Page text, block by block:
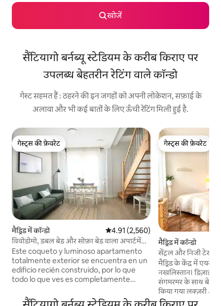
खोजें
सैंटियागो बर्नब्यू स्टेडियम के करीब किराए पर
उपलब्ध बेहतरीन रेटिंग वाले कॉन्डो
गेस्ट सहमत हैं : ठहरने की इन जगहों को अपनी लोकेशन, सफ़ाई के
अलावा और भी कई बातों के लिए ऊँची रेटिंग मिली हुई है.
गेस्ट्स की फ़ेवरेट
गेस्ट्स की फ़ेवरेट
मैड्रिड में कॉन्डो औसत रेटिंग 5 में से 4.91, 2,560 समीक्षाएँ
4.91 (2,560)
विवोडोमो, डबल बेड और सोफ़ा बेड वाला अपार्टमेंट
5
Este coqueto y luminoso apartamento
totalmente exterior se encuentra en un
edificio recién construido, por lo que
todo lo que ves es completamente
amplio y luminoso gracias a sus grandes
गेस्ट्स की फ़ेवरेट
गेस्ट्स की फ़ेवरेट
मैड्रिड में कॉन्डो
सेंट्रल और निजी टेराज़
मैड्रिड के केंद्र में एयर
नखलिस्तान। डिज़ाइनर फ़र्नीचर और मुरानो लैंप और
संगमरमर के साथ
किया गया लक्ज़री
उष्णकटिबंधीय पौधों